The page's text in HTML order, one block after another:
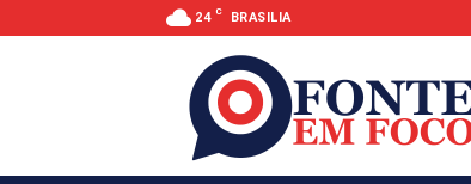
24 C BRASILIA